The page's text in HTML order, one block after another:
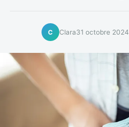
C Clara31 octobre 2024